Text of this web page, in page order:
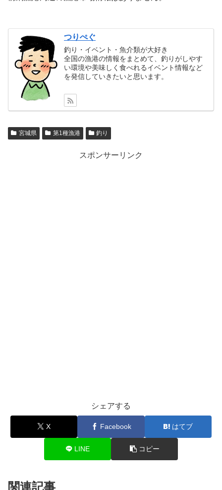
つりぺぐ
釣り・イベント・魚介類が大好き
全国の漁港の情報をまとめて、釣りがしやす
い環境や美味しく食べれるイベント情報など
を発信していきたいと思います。
宮城県 第1種漁港 釣り
スポンサーリンク
シェアする
X Facebook はてブ
LINE コピー
関連記事